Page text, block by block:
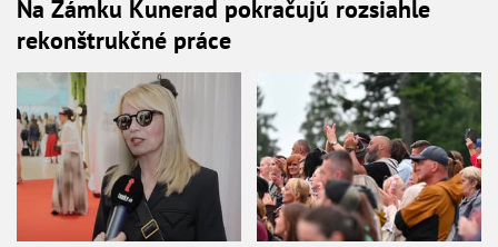
Na Zámku Kunerad pokračujú rozsiahle
rekonštrukčné práce